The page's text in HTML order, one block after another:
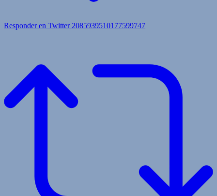
Responder en Twitter 2085939510177599747